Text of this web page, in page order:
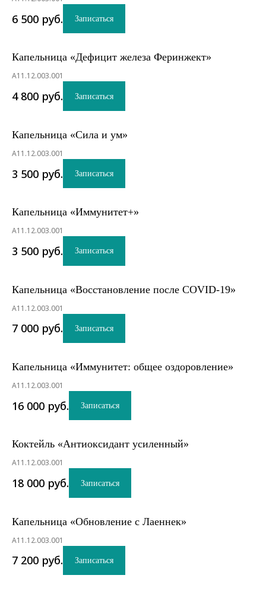
6 500 руб. Записаться
Капельница «Дефицит железа Феринжект»
A11.12.003.001
4 800 руб. Записаться
Капельница «Сила и ум»
A11.12.003.001
3 500 руб. Записаться
Капельница «Иммунитет+»
A11.12.003.001
3 500 руб. Записаться
Капельница «Восстановление после COVID-19»
A11.12.003.001
7 000 руб. Записаться
Капельница «Иммунитет: общее оздоровление»
A11.12.003.001
16 000 руб. Записаться
Коктейль «Антиоксидант усиленный»
A11.12.003.001
18 000 руб. Записаться
Капельница «Обновление с Лаеннек»
A11.12.003.001
7 200 руб. Записаться